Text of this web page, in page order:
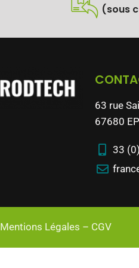
(sous
63 rue
67680
33
Mentions Légales – CGV